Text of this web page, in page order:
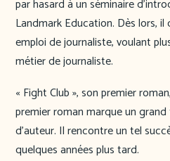
par hasard à un séminaire
Landmark Education. Dès lors,
emploi de journaliste, voulant
métier de journaliste.
« Fight Club », son premier
premier roman marque un
d’auteur. Il rencontre un tel
quelques années plus tard.